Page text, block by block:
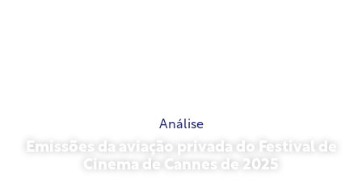
Análise
Emissões da aviação privada do Festival de
Cinema de Cannes de 2025